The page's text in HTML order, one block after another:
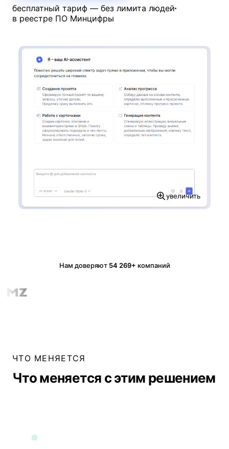
бесплатный тариф — без лимита людей
в реестре ПО Минцифры
увеличить
Нам доверяют 54 269+ компаний
ЧТО МЕНЯЕТСЯ
Что меняется с этим решением